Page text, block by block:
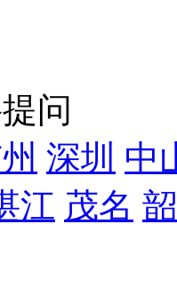
问
深圳 中
江 茂名